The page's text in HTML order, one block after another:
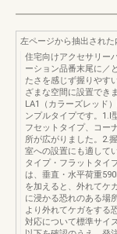
左ページから抽出された
住宅向けアクセサリー
ーション品番末尾に／
たさを感じず握りやす
ざまな空間に設置でき
LA1（カラーズレッド
ンプルタイプです。1.I
フセットタイプ、コー
所が広がりました。2.
室への設置にも適して
タイプ・フラットタイ
は、垂直・水平荷重
を加えると、外れてケ
に浸かる恐れのある場
より外れてケガをする
対応について標準サイ